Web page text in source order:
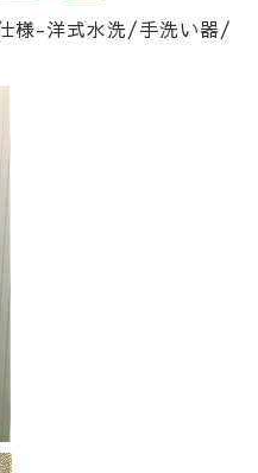
様-洋式水洗/手洗い器/